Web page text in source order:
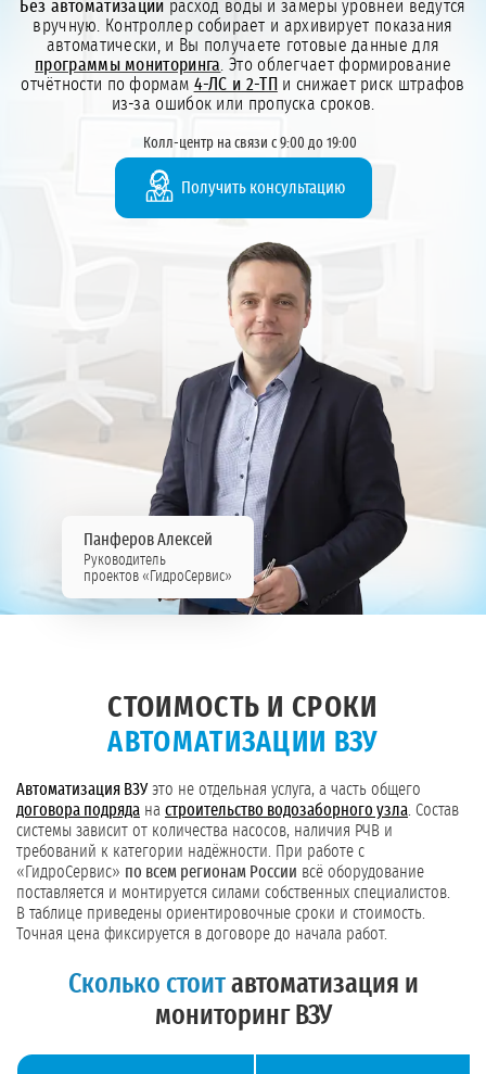
Без автоматизации расход воды и замеры уровней ведутся
вручную. Контроллер собирает и архивирует показания
автоматически, и Вы получаете готовые данные для
программы мониторинга . Это облегчает формирование
отчётности по формам 4-ЛС и 2-ТП и снижает риск штрафов
из-за ошибок или пропуска сроков.
Колл-центр на связи с 9:00 до 19:00
Получить консультацию
Панферов Алексей
Руководитель
проектов «ГидроСервис»
СТОИМОСТЬ И СРОКИ
АВТОМАТИЗАЦИИ ВЗУ
Автоматизация ВЗУэто не отдельная услуга, а часть общего
договора подряда на строительство водозаборного узла . Состав
системы зависит от количества насосов, наличия РЧВ и
требований к категории надёжности. При работе с
«ГидроСервис» по всем регионам России всё оборудование
поставляется и монтируется силами собственных специалистов.
В таблице приведены ориентировочные сроки и стоимость.
Точная цена фиксируется в договоре до начала работ.
Сколько стоитавтоматизация и
мониторинг ВЗУ